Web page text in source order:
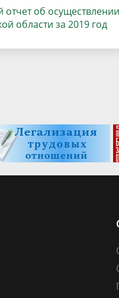
отчет об
области за 2019 год